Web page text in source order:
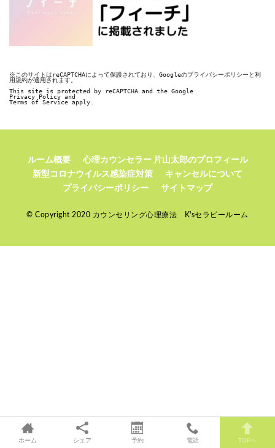
※このサイトはreCAPTCHAによって保護されており、Googleのプライバシーポリシーと利
用規約が適用されます。
This site is protected by reCAPTCHA and the Google
Privacy Policy and
Terms of Service apply.
ルーム概要
心理カウンセラー 片山太郎のプロフィール
新型コロナウイルス感染症対策
キャンセルについて
プライバシーポリシー
サイトマップ
© Copyright 2020 カウンセリング心理療法 K'sセラピールーム
ホーム シェア 予約 電話 TOPへ